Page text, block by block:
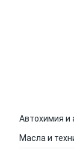
Автохимия и
Масла и